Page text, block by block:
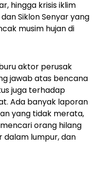
hingga krisis iklim
Siklon Senyar yang
musim hujan di
aktor perusak
jawab atas bencana
juga terhadap
Ada banyak laporan
yang tidak merata,
orang hilang
dalam lumpur, dan